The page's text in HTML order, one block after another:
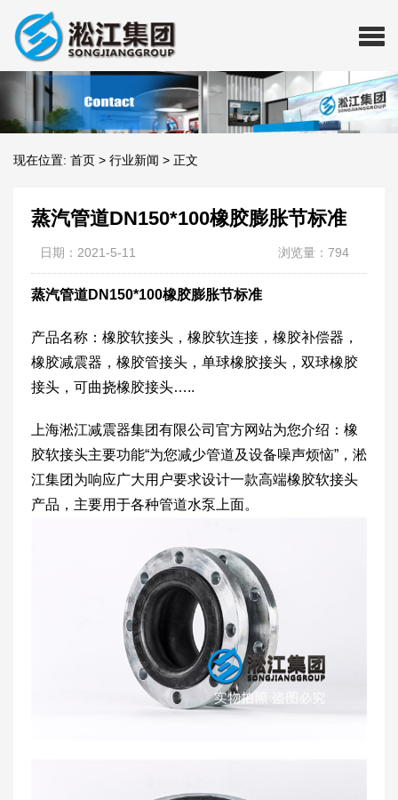
现在位置: 首页 > 行业新闻 > 正文
蒸汽管道DN150*100橡胶膨胀节标准
日期：2021-5-11 浏览量：794
蒸汽管道DN150*100橡胶膨胀节标准
产品名称：橡胶软接头，橡胶软连接，橡胶补偿器，
橡胶减震器，橡胶管接头，单球橡胶接头，双球橡胶
接头，可曲挠橡胶接头…..
上海淞江减震器集团有限公司官方网站为您介绍：橡
胶软接头主要功能“为您减少管道及设备噪声烦恼”，淞
江集团为响应广大用户要求设计一款高端橡胶软接头
产品，主要用于各种管道水泵上面。